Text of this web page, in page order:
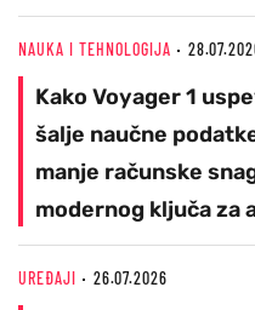
NAUKA I TEHNOLOGIJA
Kako Voyager 1
šalje naučne
manje računske
modernog ključa za
UREĐAJI 26.07.2026